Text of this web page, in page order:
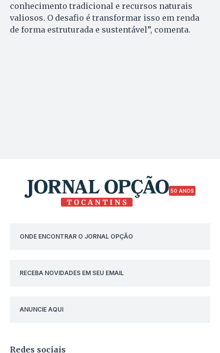
conhecimento tradicional e recursos naturais
valiosos. O desafio é transformar isso em renda
de forma estruturada e sustentável”, comenta.
50 ANOS
ONDE ENCONTRAR O JORNAL OPÇÃO
RECEBA NOVIDADES EM SEU EMAIL
ANUNCIE AQUI
Redes sociais